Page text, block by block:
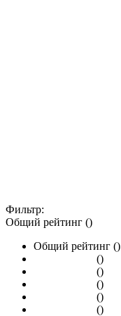
Фильтр:
Общий рейтинг ()
Общий рейтинг ()
()
()
()
()
()